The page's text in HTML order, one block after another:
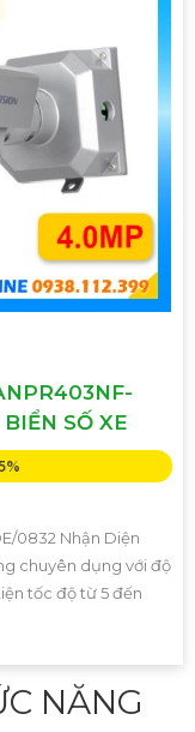
SỐ XE
0832 Nhận Diện
chuyên dụng với độ
tốc độ từ 5 đến
NĂNG